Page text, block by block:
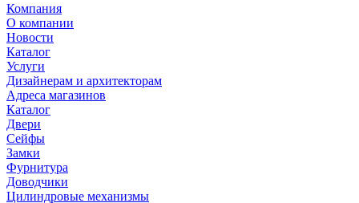
Компания
О компании
Новости
Каталог
Услуги
Дизайнерам и архитекторам
Адреса магазинов
Каталог
Двери
Сейфы
Замки
Фурнитура
Доводчики
Цилиндровые механизмы